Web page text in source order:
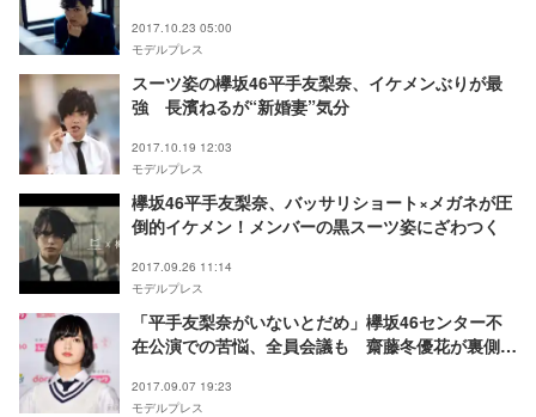
2017.10.23 05:00
モデルプレス
スーツ姿の欅坂46平手友梨奈、イケメンぶりが最
強 長濱ねるが“新婚妻”気分
2017.10.19 12:03
モデルプレス
欅坂46平手友梨奈、バッサリショート×メガネが圧
倒的イケメン！メンバーの黒スーツ姿にざわつく
2017.09.26 11:14
モデルプレス
「平手友梨奈がいないとだめ」欅坂46センター不
在公演での苦悩、全員会議も 齋藤冬優花が裏側明
2017.09.07 19:23
モデルプレス